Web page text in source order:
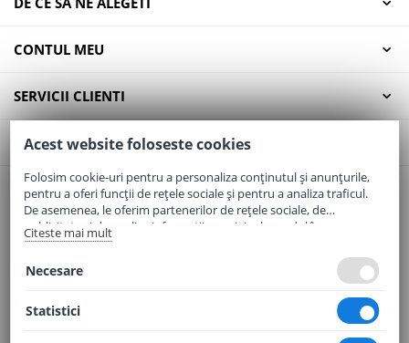
CONTUL MEU
SERVICII CLIENTI
CONTACT
Email:office@elaptepraf.ro
Telefon:0745-964-449
Adresa:Sos. Borsului, Nr. 20, Oradea, Jud. Bihor
Acest website foloseste cookies
Folosim cookie-uri pentru a personaliza conținutul și anunțurile,
pentru a oferi funcții de rețele sociale și pentru a analiza traficul.
De asemenea, le oferim partenerilor de rețele sociale, de
publicitate și de analize informații cu privire la modul în care
folosiți site-ul nostru. Aceștia le pot combina cu alte informații
Citeste mai mult
Necesare
Statistici